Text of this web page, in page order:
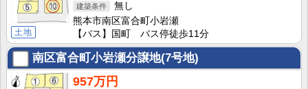
土地
無し
熊本市南区富合町小岩瀬
【バス】国町 バス停徒歩11分
南区富合町小岩瀬分譲地(7号地)
957万円